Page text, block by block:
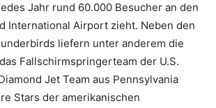
Jahr rund 60.000 Besucher an den
International Airport zieht. Neben den
liefern unter anderem die
Fallschirmspringerteam der U.S.
Jet Team aus Pennsylvania
Stars der amerikanischen